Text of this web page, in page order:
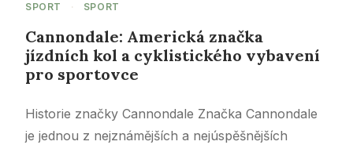
SPORT · SPORT
Cannondale: Americká značka
jízdních kol a cyklistického vybavení
pro sportovce
Historie značky Cannondale Značka Cannondale
je jednou z nejznámějších a nejúspěšnějších